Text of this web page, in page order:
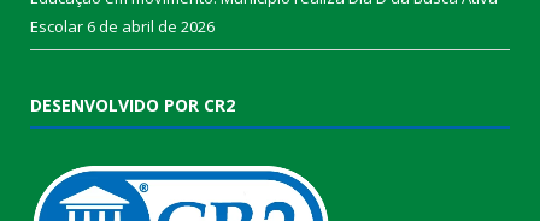
Escolar6 de abril de 2026
DESENVOLVIDO POR CR2